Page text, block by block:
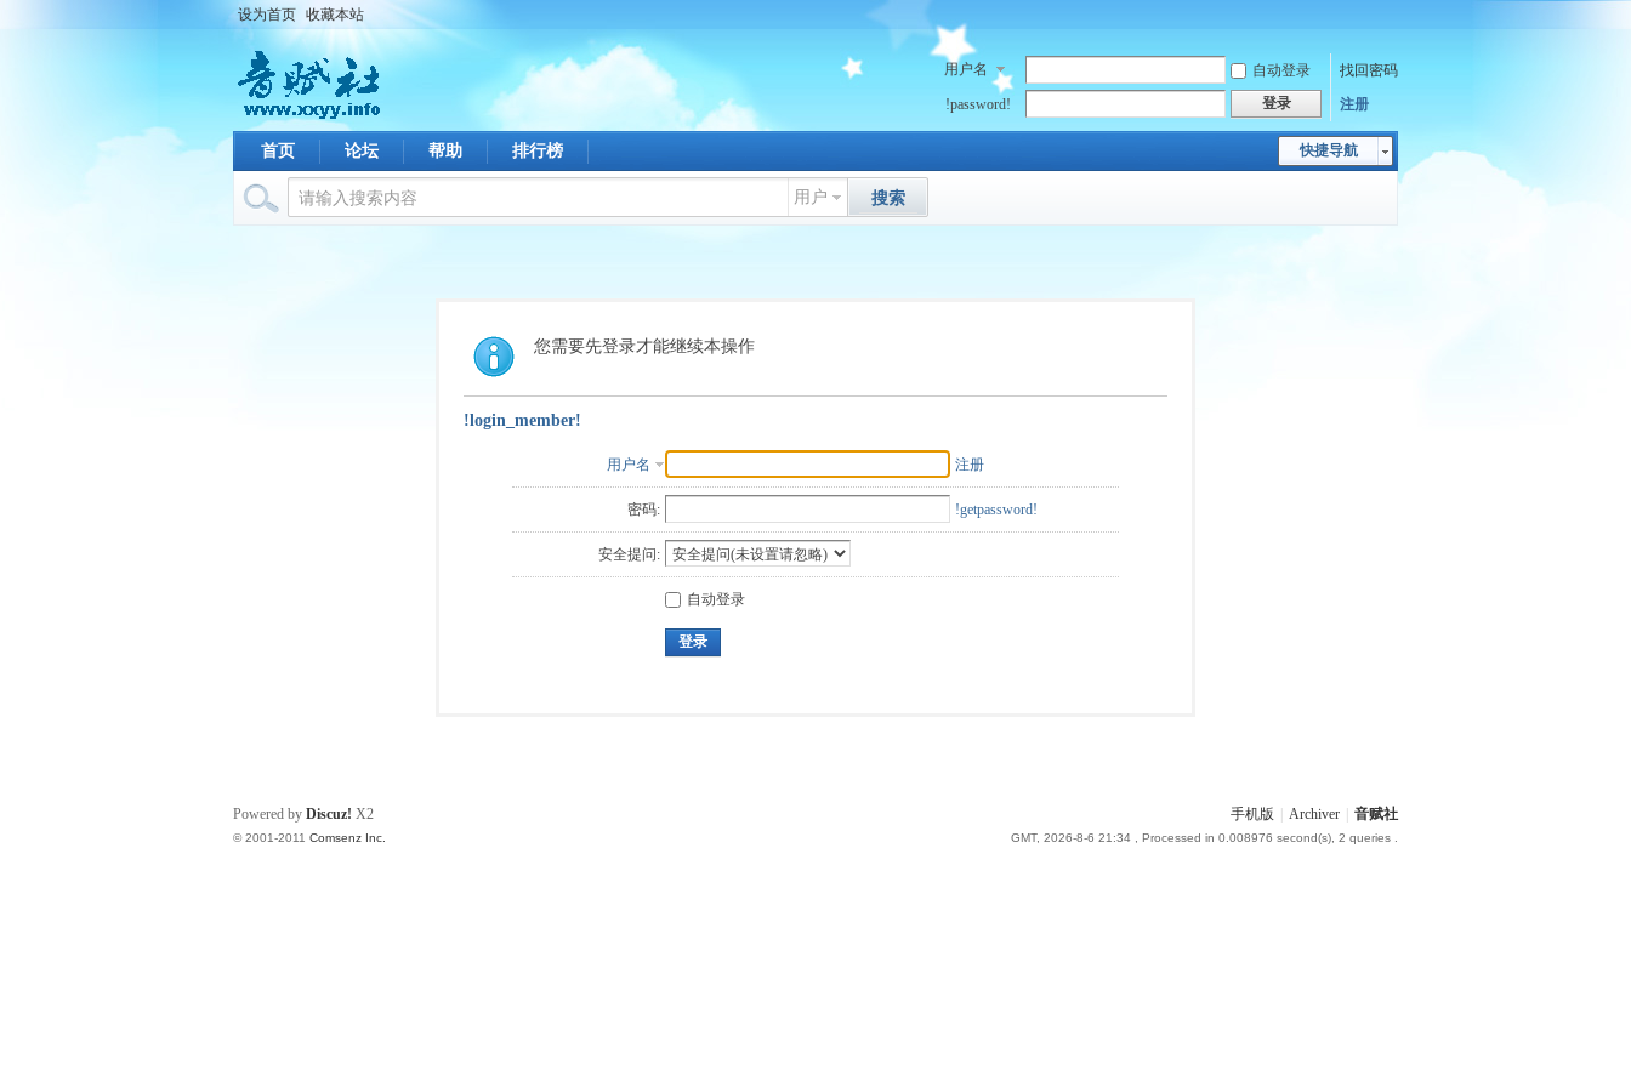
设为首页 收藏本站
用户名 自动登录
找回密码
!password!
登录 注册
快捷导航
首页 论坛 帮助 排行榜
用户 搜索
您需要先登录才能继续本操作
!login_member!
用户名 注册
密码: !getpassword!
安全提问:
自动登录
登录
手机版 Archiver 音赋社
GMT, 2026-8-6 21:34 , Processed in 0.008976 second(s), 2 queries .
Powered by Discuz! X2
© 2001-2011 Comsenz Inc.